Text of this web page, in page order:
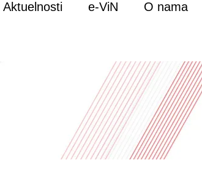
Aktuelnosti e-ViN O nama